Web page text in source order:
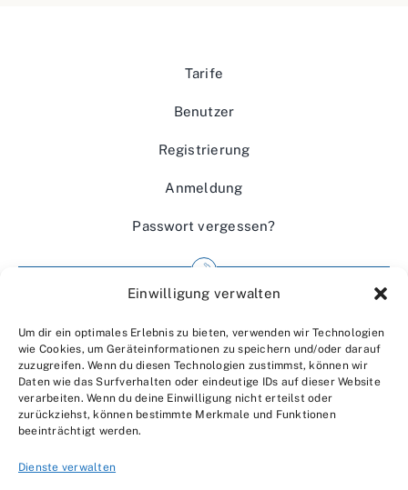
Einwilligung verwalten
Um dir ein optimales Erlebnis zu bieten, verwenden wir Technologien
wie Cookies, um Geräteinformationen zu speichern und/oder darauf
zuzugreifen. Wenn du diesen Technologien zustimmst, können wir
Daten wie das Surfverhalten oder eindeutige IDs auf dieser Website
verarbeiten. Wenn du deine Einwilligung nicht erteilst oder
zurückziehst, können bestimmte Merkmale und Funktionen
beeinträchtigt werden.
Dienste verwalten
Tarife
Benutzer
Registrierung
Anmeldung
Passwort vergessen?
Wir über uns
Kontakt
Datenschutzerklärung